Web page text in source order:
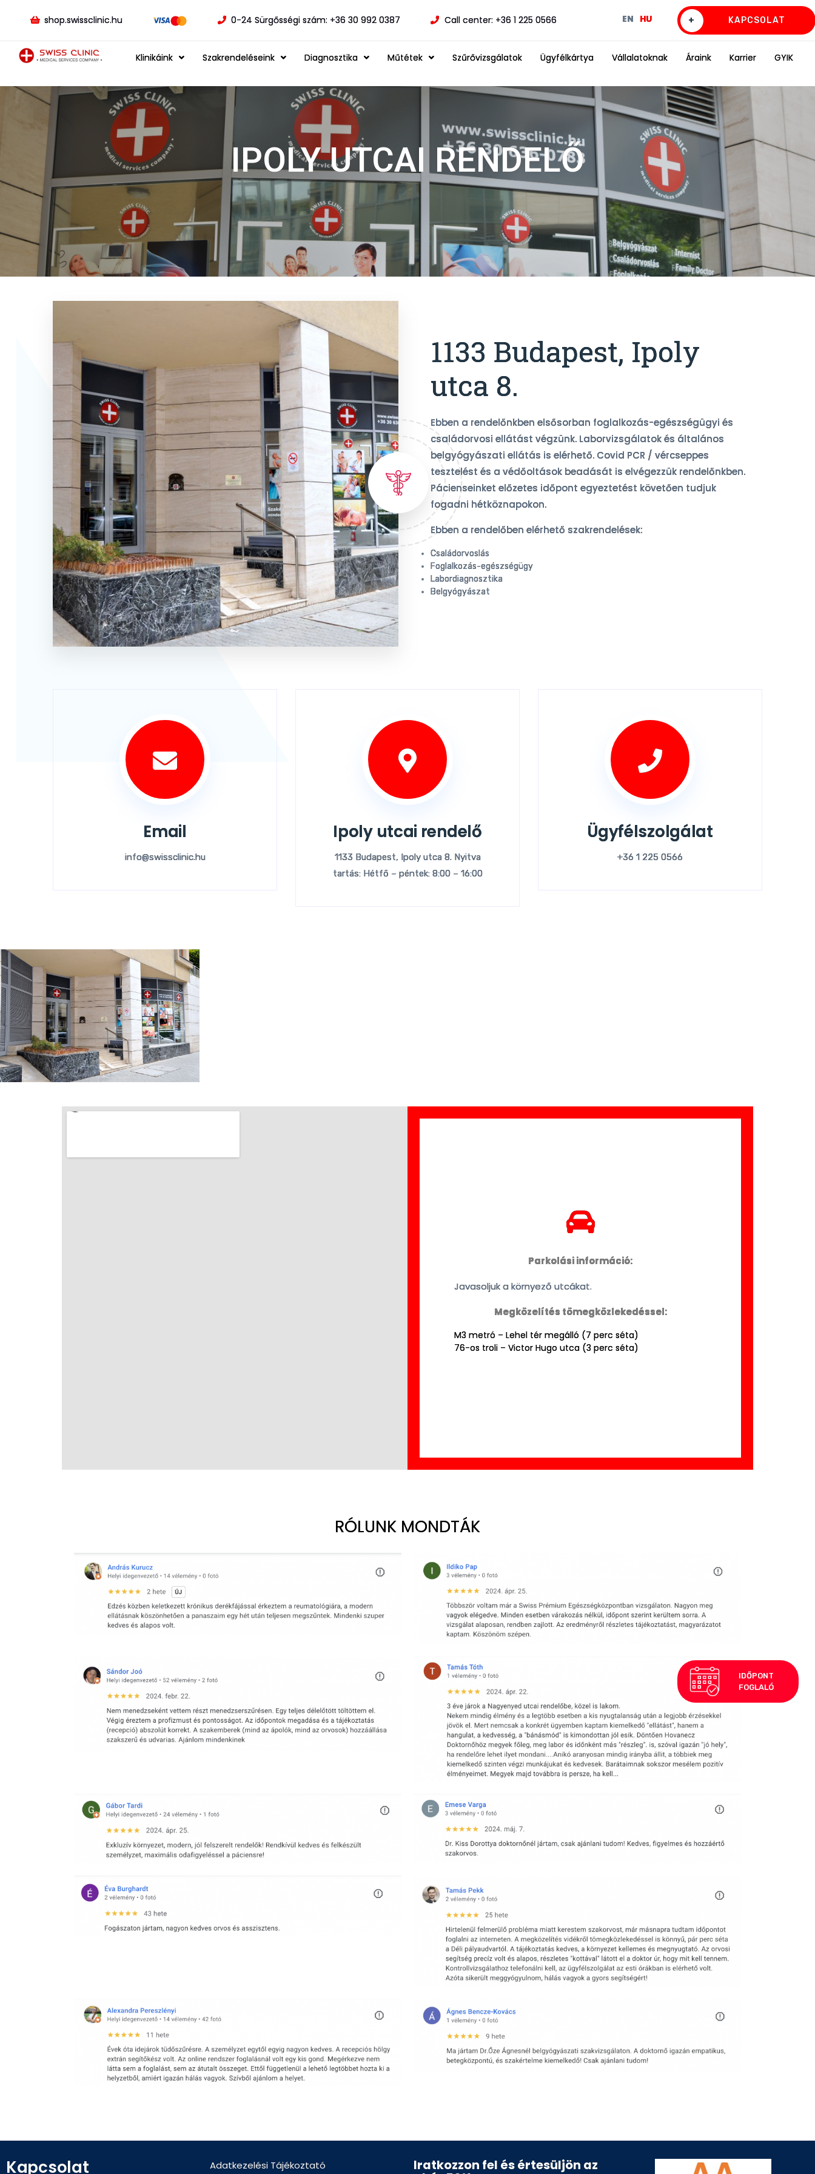
shop.swissclinic.hu 0-24 Sürgősségi szám: +36 30 992 0387 Call center: +36 1 225 0566 EN HU + KAPCSOLAT
Klinikáink Szakrendeléseink Diagnosztika Műtétek Szűrővizsgálatok Ügyfélkártya Vállalatoknak Áraink Karrier GYIK
IPOLY UTCAI RENDELŐ
1133 Budapest, Ipoly
utca 8.
Ebben a rendelőnkben elsősorban foglalkozás-egészségügyi és
családorvosi ellátást végzünk. Laborvizsgálatok és általános
belgyógyászati ellátás is elérhető. Covid PCR / vércseppes
tesztelést és a védőoltások beadását is elvégezzük rendelőnkben.
Pácienseinket előzetes időpont egyeztetést követően tudjuk
fogadni hétköznapokon.
Ebben a rendelőben elérhető szakrendelések:
Családorvoslás
Foglalkozás-egészségügy
Labordiagnosztika
Belgyógyászat
Email
info@swissclinic.hu
Ipoly utcai rendelő
1133 Budapest, Ipoly utca 8. Nyitva
tartás: Hétfő – péntek: 8:00 – 16:00
Ügyfélszolgálat
+36 1 225 0566
Parkolási információ:
Javasoljuk a környező utcákat.
Megközelítés tömegközlekedéssel:
M3 metró – Lehel tér megálló (7 perc séta)
76-os troli – Victor Hugo utca (3 perc séta)
RÓLUNK MONDTÁK
Kapcsolat
Adatkezelési Tájékoztató
Iratkozzon fel és értesüljön az